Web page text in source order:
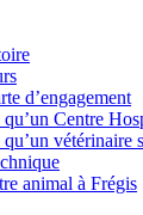
d’engagement
qu’un Centre
qu’un vétérinaire
animal à Frégis